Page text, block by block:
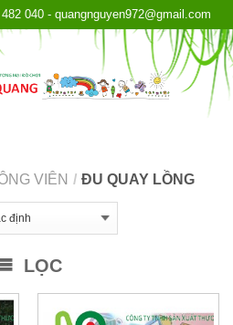
040 - quangnguyen972@gmail.com
VIÊN / ĐU QUAY LỒNG
LỌC